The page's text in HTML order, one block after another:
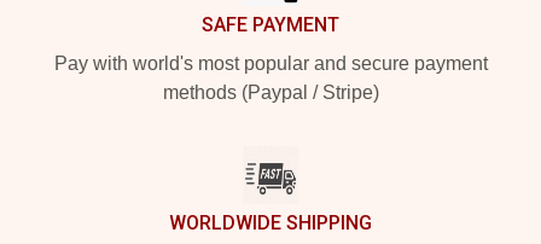
SAFE PAYMENT
Pay with world's most popular and secure payment
methods (Paypal / Stripe)
WORLDWIDE SHIPPING